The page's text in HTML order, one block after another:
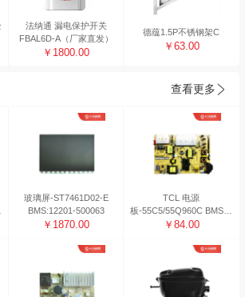
法纳通 漏电保护开关
FBAL6D-A（厂家直发）
￥1800.00
德蕴1.5P不锈钢架C
￥63.00
查看更多
玻璃屏-ST7461D02-E
BMS:12201-500063
￥1870.00
TCL 电源
板-55C5/55Q960C BMS系
统编码：08-L171H34-
发货 非工作日发货时间顺
￥84.00